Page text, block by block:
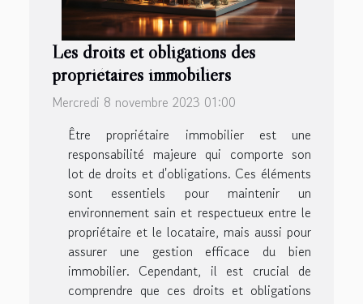
Les droits et obligations des
propriétaires immobiliers
Mercredi 8 novembre 2023 01:00
Être propriétaire immobilier est une
responsabilité majeure qui comporte son
lot de droits et d'obligations. Ces éléments
sont essentiels pour maintenir un
environnement sain et respectueux entre le
propriétaire et le locataire, mais aussi pour
assurer une gestion efficace du bien
immobilier. Cependant, il est crucial de
comprendre que ces droits et obligations